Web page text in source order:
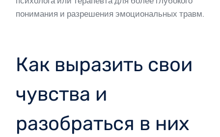
понимания и разрешения эмоциональных травм.
Как выразить свои
чувства и
разобраться в них